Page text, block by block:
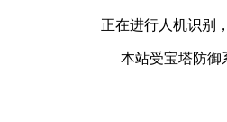
正在进行人机识别
本站受宝塔防御